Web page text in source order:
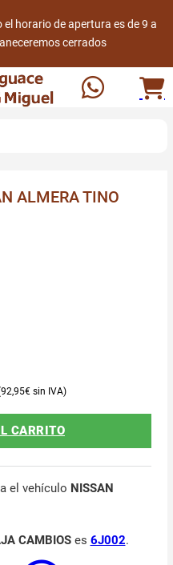
el horario de apertura es de 9 a
cerrados
ALMERA TINO
92,95€
CARRITO
el vehículo NISSAN
CAMBIOSes 6J002.